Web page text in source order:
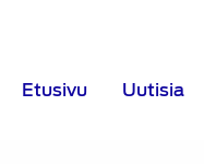
Etusivu Uutisia